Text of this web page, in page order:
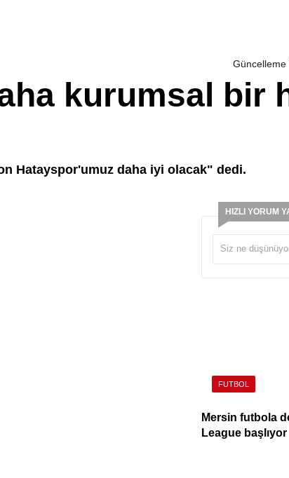
Güncelleme
kurumsal bir
Hatayspor'umuz daha iyi olacak" dedi.
HIZLI YORUM
FUTBOL
Mersin futbola
League başlıyor